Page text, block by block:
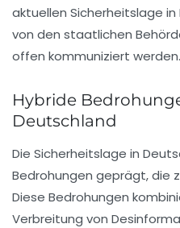
aktuellen Sicherheitslage
von den staatlichen
offen kommuniziert werden.
Hybride
Deutschland
Die Sicherheitslage in
Bedrohungen geprägt, die
Diese Bedrohungen
Verbreitung von